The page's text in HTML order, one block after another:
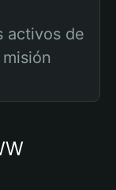
activos de